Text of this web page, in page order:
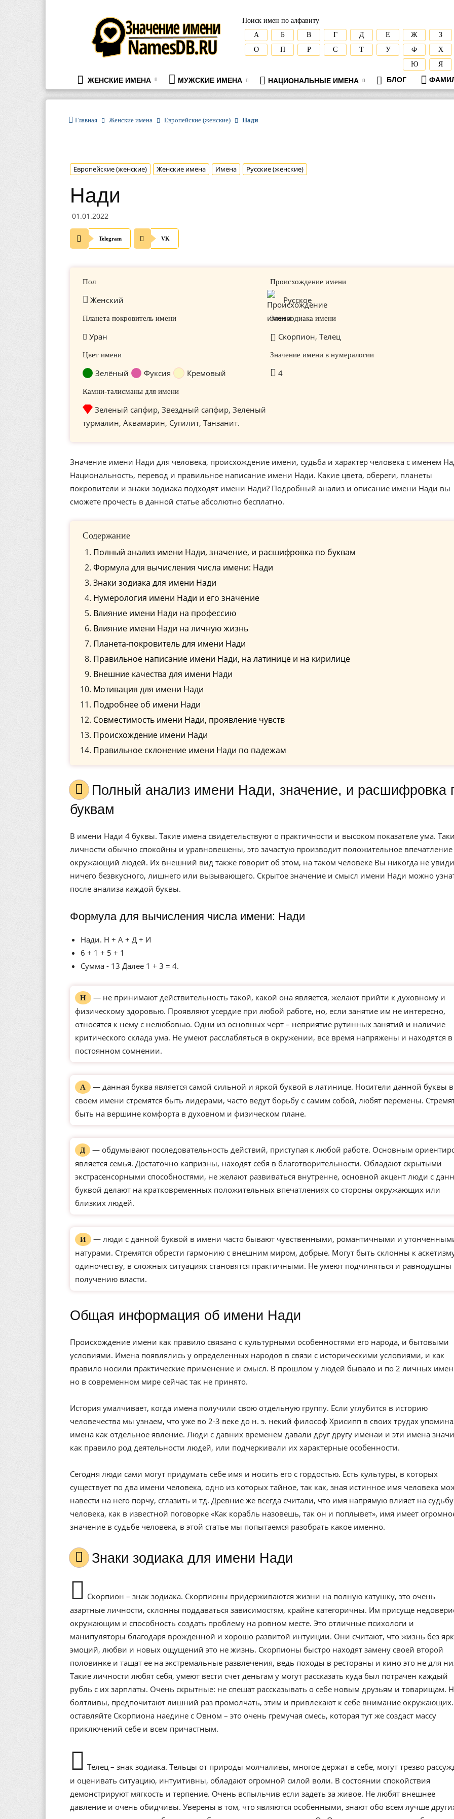
namesdb.ru
Поиск имен по алфавиту
А
Б В Г Д Е Ж
З
О
П Р С Т У Ф
Х
Ю
Я
ЖЕНСКИЕ ИМЕНА МУЖСКИЕ ИМЕНА НАЦИОНАЛЬНЫЕ ИМЕНА БЛОГ
Главная Женские имена Европейские (женские) Нади
Европейские (женские) Женские имена Имена Русские (женские)
Нади
01.01.2022
Telegram VK
Пол
Женский
Происхождение имени
Русское
Планета покровитель имени
Уран
Знак зодиака имени
Скорпион, Телец
Цвет имени
Зелёный Фуксия Кремовый
Значение имени в нумералогии
4
Камни-талисманы для имени
Зеленый сапфир, Звездный сапфир, Зеленый
турмалин, Аквамарин, Сугилит, Танзанит.
Значение имени Нади для человека, происхождение имени, судьба и характер человека с именем
Национальность, перевод и правильное написание имени Нади. Какие цвета, обереги, планеты
покровители и знаки зодиака подходят имени Нади? Подробный анализ и описание имени Нади вы
сможете прочесть в данной статье абсолютно бесплатно.
Содержание
Полный анализ имени Нади, значение, и расшифровка по буквам
Формула для вычисления числа имени: Нади
Знаки зодиака для имени Нади
Нумерология имени Нади и его значение
Влияние имени Нади на профессию
Влияние имени Нади на личную жизнь
Планета-покровитель для имени Нади
Правильное написание имени Нади, на латинице и на кирилице
Внешние качества для имени Нади
Мотивация для имени Нади
Подробнее об имени Нади
Совместимость имени Нади, проявление чувств
Происхождение имени Нади
Правильное склонение имени Нади по падежам
Полный анализ имени Нади, значение, и расшифровка по
буквам
В имени Нади 4 буквы. Такие имена свидетельствуют о практичности и высоком показателе ума.
личности обычно спокойны и уравновешены, это зачастую производит положительное
окружающий людей. Их внешний вид также говорит об этом, на таком человеке Вы никогда не
ничего безвкусного, лишнего или вызывающего. Скрытое значение и смысл имени Нади можно
после анализа каждой буквы.
Формула для вычисления числа имени: Нади
Нади. Н + А + Д + И
6 + 1 + 5 + 1
Сумма - 13 Далее 1 + 3 = 4.
Н
— не принимают действительность такой, какой она является, желают прийти к духовному и
физическому здоровью. Проявляют усердие при любой работе, но, если занятие им не интересно,
относятся к нему с нелюбовью. Одни из основных черт – неприятие рутинных занятий и наличие
критического склада ума. Не умеют расслабляться в окружении, все время напряжены и находятся в
постоянном сомнении.
А
— данная буква является самой сильной и яркой буквой в латинице. Носители данной буквы в
своем имени стремятся быть лидерами, часто ведут борьбу с самим собой, любят перемены.
быть на вершине комфорта в духовном и физическом плане.
Д
— обдумывают последовательность действий, приступая к любой работе. Основным
является семья. Достаточно капризны, находят себя в благотворительности. Обладают скрытыми
экстрасенсорными способностями, не желают развиваться внутренне, основной акцент люди с
буквой делают на кратковременных положительных впечатлениях со стороны окружающих или
близких людей.
И
— люди с данной буквой в имени часто бывают чувственными, романтичными и
натурами. Стремятся обрести гармонию с внешним миром, добрые. Могут быть склонны к
одиночеству, в сложных ситуациях становятся практичными. Не умеют подчиняться и равнодушны
получению власти.
Общая информация об имени Нади
Происхождение имени как правило связано с культурными особенностями его народа, и бытовыми
условиями. Имена появлялись у определенных народов в связи с историческими условиями, и как
правило носили практические применение и смысл. В прошлом у людей бывало и по 2 личных
но в современном мире сейчас так не принято.
История умалчивает, когда имена получили свою отдельную группу. Если углубится в историю
человечества мы узнаем, что уже во 2-3 веке до н. э. некий философ Хрисипп в своих трудах
имена как отдельное явление. Люди с давних временем давали друг другу именаи и эти имена
как правило род деятельности людей, или подчеркивали их характерные особенности.
Сегодня люди сами могут придумать себе имя и носить его с гордостью. Есть культуры, в которых
существует по два имени человека, одно из которых тайное, так как, зная истинное имя человека
навести на него порчу, сглазить и тд. Древние же всегда считали, что имя напрямую влияет на судьбу
человека, как в известной поговорке «Как корабль назовешь, так он и поплывет», имя имеет
значение в судьбе человека, в этой статье мы попытаемся разобрать какое именно.
Знаки зодиака для имени Нади
Скорпион – знак зодиака. Скорпионы придерживаются жизни на полную катушку, это очень
азартные личности, склонны поддаваться зависимостям, крайне категоричны. Им присуще
окружающим и способность создать проблему на ровном месте. Это отличные психологи и
манипуляторы благодаря врожденной и хорошо развитой интуиции. Они считают, что жизнь без
эмоций, любви и новых ощущений это не жизнь. Скорпионы быстро находят замену своей второй
половинке и тащат ее на экстремальные развлечения, ведь походы в рестораны и кино это не для
Такие личности любят себя, умеют вести счет деньгам у могут рассказать куда был потрачен каждый
рубль с их зарплаты. Очень скрытные: не спешат рассказывать о себе новым друзьям и товарищам.
болтливы, предпочитают лишний раз промолчать, этим и привлекают к себе внимание
оставляйте Скорпиона наедине с Овном – это очень гремучая смесь, которая тут же создаст массу
приключений себе и всем причастным.
Телец – знак зодиака. Тельцы от природы молчаливы, многое держат в себе, могут трезво
и оценивать ситуацию, интуитивны, обладают огромной силой воли. В состоянии спокойствия
демонстрируют мягкость и терпение. Очень вспыльчив если задеть за живое. Не любят внешнее
давление и очень обидчивы. Уверены в том, что являются особенными, знают обо всем лучше